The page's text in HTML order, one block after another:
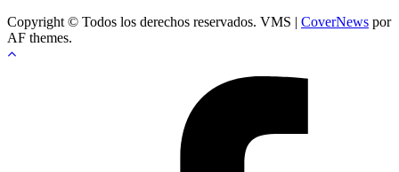
Copyright © Todos los derechos reservados. VMS | CoverNews por
AF themes.